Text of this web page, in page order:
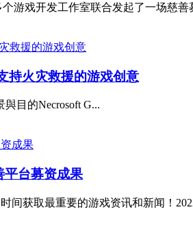
游戏开发工作室联合发起了一场慈
持火灾救援的游戏创意
目的Necrosoft G...
平台募资成果
间获取最重要的游戏资讯和新闻！